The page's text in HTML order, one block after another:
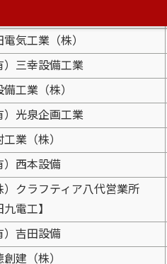
電気工業（株）
）三幸設備工業
備工業（株）
）光泉企画工業
工業（株）
）西本設備
）クラフティア八代営業所
九電工】
）吉田設備
創建（株）